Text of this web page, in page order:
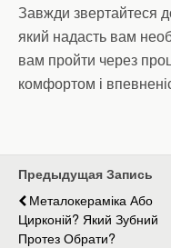
Завжди звертайтеся
який надасть вам
вам пройти через
комфортом і
Предыдущая Запись
Металокераміка Або
Цирконій? Який Зубний
Протез Обрати?